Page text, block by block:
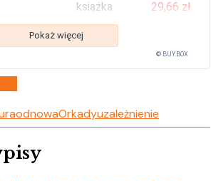
książka 29,66 zł
Pokaż więcej
© BUY.BOX
odnowaOrkadyuzależnienie